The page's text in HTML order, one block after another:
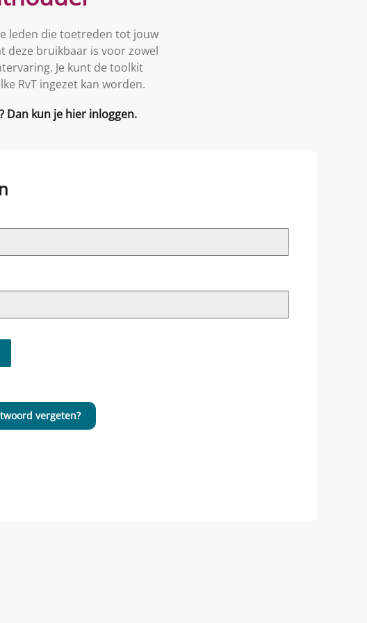
leden die toetreden tot jouw
deze bruikbaar is voor zowel
Je kunt de toolkit
RvT ingezet kan worden.
Dan kun je hier inloggen.
vergeten?